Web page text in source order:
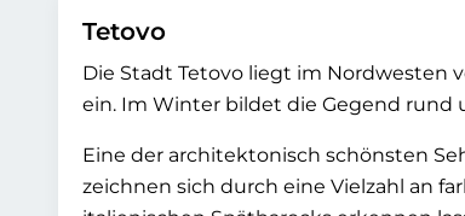
Tetovo
Die Stadt Tetovo liegt im Nordwesten
ein. Im Winter bildet die Gegend rund
Eine der architektonisch schönsten
zeichnen sich durch eine Vielzahl an